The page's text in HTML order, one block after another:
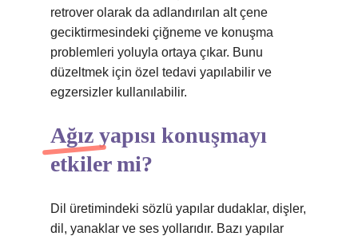
retrover olarak da adlandırılan alt çene
geciktirmesindeki çiğneme ve konuşma
problemleri yoluyla ortaya çıkar. Bunu
düzeltmek için özel tedavi yapılabilir ve
egzersizler kullanılabilir.
Ağız yapısı konuşmayı
etkiler mi?
Dil üretimindeki sözlü yapılar dudaklar, dişler,
dil, yanaklar ve ses yollarıdır. Bazı yapılar